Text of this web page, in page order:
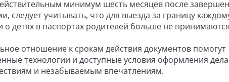
минимум шесть месяцев после
следует учитывать, что для выезда за границу
о детях в паспортах родителей больше не
отношение к срокам действия документов помогут
технологии и доступные условия оформления
и незабываемым впечатлениям.